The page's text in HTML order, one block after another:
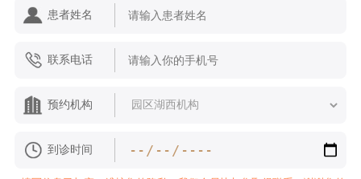
患者姓名
联系电话
预约机构
到诊时间